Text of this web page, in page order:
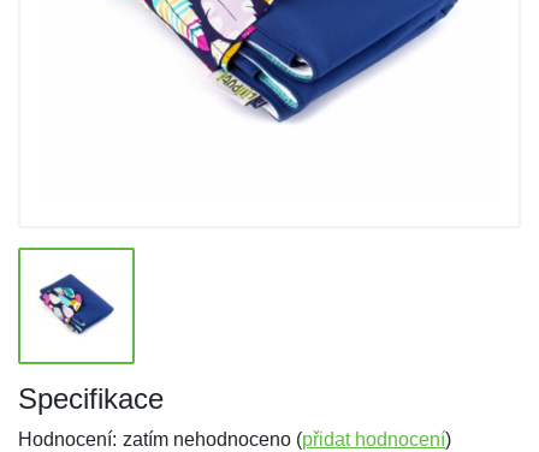
Specifikace
Hodnocení: zatím nehodnoceno (přidat hodnocení)